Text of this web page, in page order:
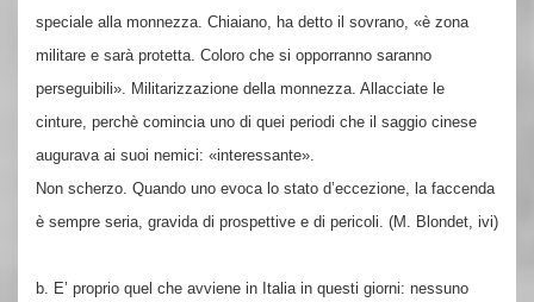
speciale alla monnezza. Chiaiano, ha detto il sovrano, «è zona
militare e sarà protetta. Coloro che si opporranno saranno
perseguibili». Militarizzazione della monnezza. Allacciate le
cinture, perchè comincia uno di quei periodi che il saggio cinese
augurava ai suoi nemici: «interessante».
Non scherzo. Quando uno evoca lo stato d’eccezione, la faccenda
è sempre seria, gravida di prospettive e di pericoli. (M. Blondet, ivi)
b. E’ proprio quel che avviene in Italia in questi giorni: nessuno